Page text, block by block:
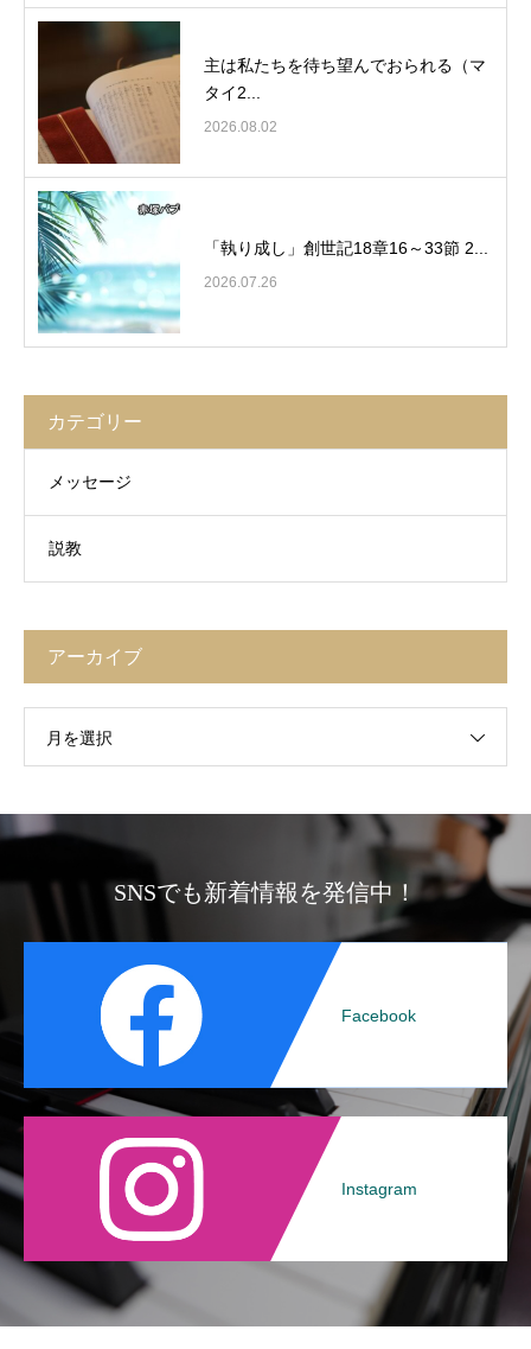
主は私たちを待ち望んでおられる（マ
タイ2...
2026.08.02
「執り成し」創世記18章16～33節 2...
2026.07.26
カテゴリー
メッセージ
説教
アーカイブ
月を選択
SNSでも新着情報を発信中！
Facebook
Instagram